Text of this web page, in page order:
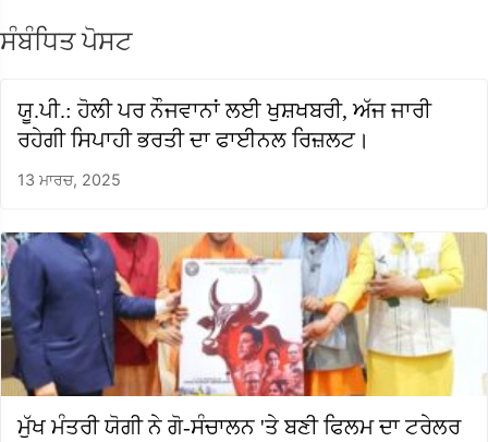
ਸੰਬੰਧਿਤ ਪੋਸਟ
ਯੂ.ਪੀ.: ਹੋਲੀ ਪਰ ਨੌਜਵਾਨਾਂ ਲਈ ਖੁਸ਼ਖਬਰੀ, ਅੱਜ ਜਾਰੀ
ਰਹੇਗੀ ਸਿਪਾਹੀ ਭਰਤੀ ਦਾ ਫਾਈਨਲ ਰਿਜ਼ਲਟ।
13 ਮਾਰਚ, 2025
ਮੁੱਖ ਮੰਤਰੀ ਯੋਗੀ ਨੇ ਗੋ-ਸੰਚਾਲਨ 'ਤੇ ਬਣੀ ਫਿਲਮ ਦਾ ਟਰੇਲਰ